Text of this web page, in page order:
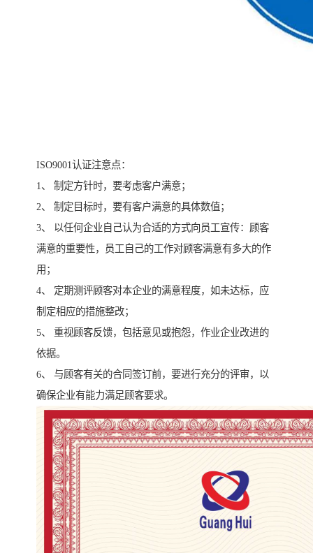
ISO9001认证注意点：
1、 制定方针时，要考虑客户满意；
2、 制定目标时，要有客户满意的具体数值；
3、 以任何企业自己认为合适的方式向员工宣传：顾客
满意的重要性，员工自己的工作对顾客满意有多大的作
用；
4、 定期测评顾客对本企业的满意程度，如未达标，应
制定相应的措施整改；
5、 重视顾客反馈，包括意见或抱怨，作业企业改进的
依据。
6、 与顾客有关的合同签订前，要进行充分的评审，以
确保企业有能力满足顾客要求。